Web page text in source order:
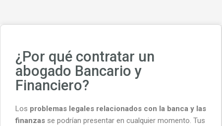
¿Por qué contratar un
abogado Bancario y
Financiero?
Los problemas legales relacionados con la banca y las
finanzas se podrían presentar en cualquier momento. Tus